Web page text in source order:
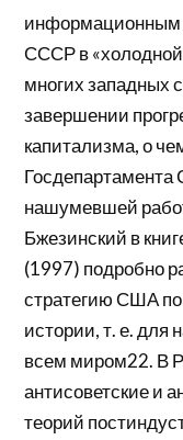
информационным
СССР в «холодной
многих западных
завершении
капитализма, о
нашумевшей
Бжезинский в
(1997) подробно
стратегию США по
истории, т. е. для
всем миром22. В
антисоветские и
теорий